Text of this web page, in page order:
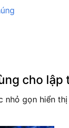
cho lập
nhỏ gọn hiển